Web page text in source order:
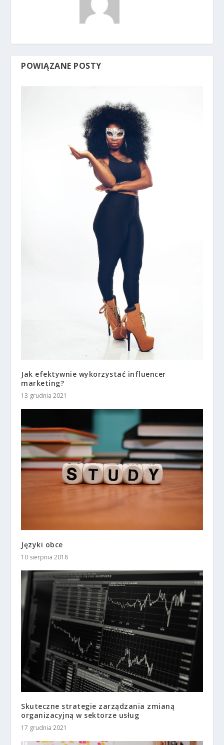
POWIĄZANE POSTY
Jak efektywnie wykorzystać influencer
marketing?
13 grudnia 2021
Języki obce
10 sierpnia 2018
Skuteczne strategie zarządzania zmianą
organizacyjną w sektorze usług
17 grudnia 2021